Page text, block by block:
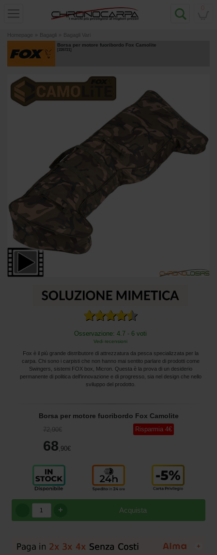
Homepage » Bagagli » Bagagli Vari
Borsa per motore fuoribordo Fox Camolite
[226721]
Osservazione: 4.7 - 6 voti
Vedi recensioni
Fox è il più grande distributore di attrezzatura da pesca specializzata per la
carpa. Chi sono i carpisti che non hanno mai sentito parlare di prodotti come
Swingers, sistemi FOX box, Micron. Questa è la prova di un desiderio
permanente di politica dell'innovazione e di progresso, sia nel design che nello
sviluppo del prodotto.
Borsa per motore fuoribordo Fox Camolite
72,90€
68 ,90€
Risparmia 4€
Acquista
+
+